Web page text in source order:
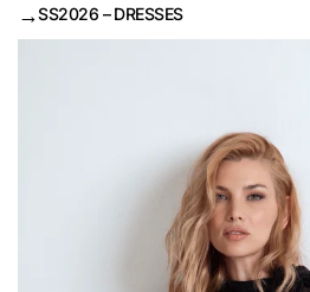
→SS2026 – DRESSES